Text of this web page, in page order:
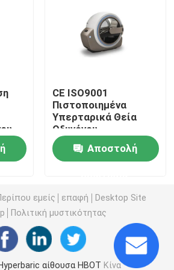
καθίσματος
αποκατάσταση αιθουσών
Multiplace
CE ISO9001
Πιστοποιημένα
Υπερταρικά Θεία
Οξυγόνου
Υπερτασμός 220V
Αποστολή
εμείς επαφή
Desktop Site
Πολιτική μυστικότητας
αίθουσα HBOT Κίνα